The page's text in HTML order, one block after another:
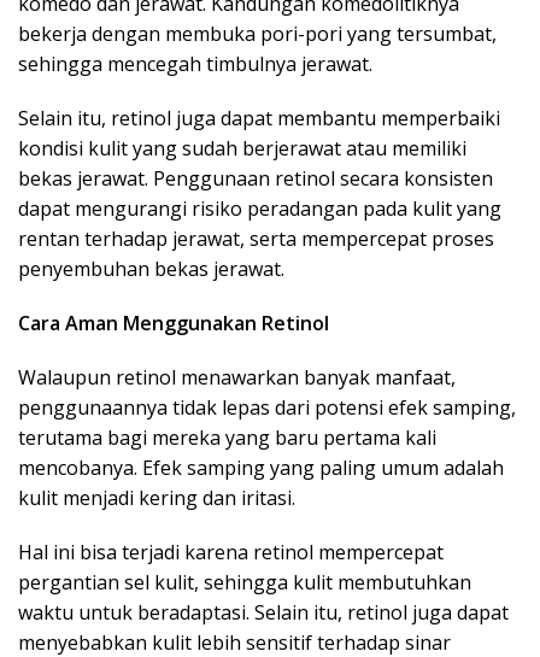
bekerja dengan membuka pori-pori yang tersumbat,
sehingga mencegah timbulnya jerawat.
Selain itu, retinol juga dapat membantu memperbaiki
kondisi kulit yang sudah berjerawat atau memiliki
bekas jerawat. Penggunaan retinol secara konsisten
dapat mengurangi risiko peradangan pada kulit yang
rentan terhadap jerawat, serta mempercepat proses
penyembuhan bekas jerawat.
Cara Aman Menggunakan Retinol
Walaupun retinol menawarkan banyak manfaat,
penggunaannya tidak lepas dari potensi efek samping,
terutama bagi mereka yang baru pertama kali
mencobanya. Efek samping yang paling umum adalah
kulit menjadi kering dan iritasi.
Hal ini bisa terjadi karena retinol mempercepat
pergantian sel kulit, sehingga kulit membutuhkan
waktu untuk beradaptasi. Selain itu, retinol juga dapat
menyebabkan kulit lebih sensitif terhadap sinar